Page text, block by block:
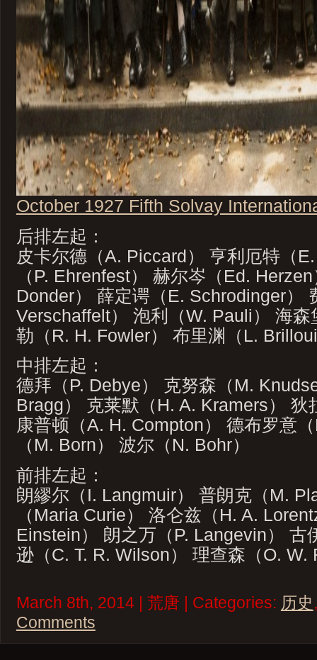
October 1927 Fifth Solvay
后排左起：
皮卡尔德（A. Piccard） 亨利厄特（
（P. Ehrenfest） 赫尔岑（Ed.
Donder） 薛定谔（E. Schrodinger）
Verschaffelt） 泡利（W. Pauli） 海
勒（R. H. Fowler） 布里渊（L.
中排左起：
德拜（P. Debye） 克努森（M.
Bragg） 克莱默（H. A. Kramers） 狄
康普顿（A. H. Compton） 德布罗意
（M. Born） 波尔（N. Bohr）
前排左起：
朗繆尔（I. Langmuir） 普朗克（M.
（Maria Curie） 洛仑兹（H. A.
Einstein） 朗之万（P. Langevin） 古
逊（C. T. R. Wilson） 理查森（O. W.
March 8th, 2014 | 荒唐 | Categories: 历史
Comments